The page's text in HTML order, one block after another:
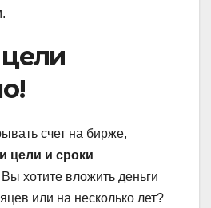
счет на бирже,
цели и сроки
хотите вложить деньги
или на несколько лет?